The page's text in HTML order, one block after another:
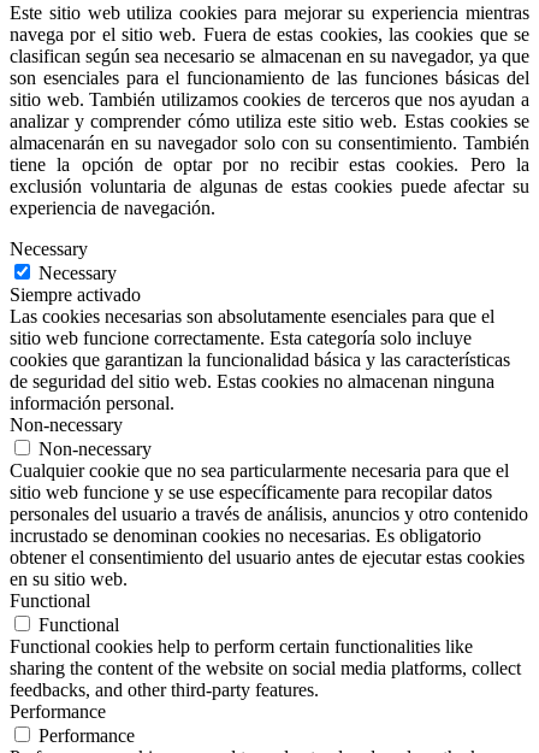
Este sitio web utiliza cookies para mejorar su experiencia mientras
navega por el sitio web. Fuera de estas cookies, las cookies que se
clasifican según sea necesario se almacenan en su navegador, ya que
son esenciales para el funcionamiento de las funciones básicas del
sitio web. También utilizamos cookies de terceros que nos ayudan a
analizar y comprender cómo utiliza este sitio web. Estas cookies se
almacenarán en su navegador solo con su consentimiento. También
tiene la opción de optar por no recibir estas cookies. Pero la
exclusión voluntaria de algunas de estas cookies puede afectar su
experiencia de navegación.
Necessary
Necessary
Siempre activado
Las cookies necesarias son absolutamente esenciales para que el
sitio web funcione correctamente. Esta categoría solo incluye
cookies que garantizan la funcionalidad básica y las características
de seguridad del sitio web. Estas cookies no almacenan ninguna
información personal.
Non-necessary
Non-necessary
Cualquier cookie que no sea particularmente necesaria para que el
sitio web funcione y se use específicamente para recopilar datos
personales del usuario a través de análisis, anuncios y otro contenido
incrustado se denominan cookies no necesarias. Es obligatorio
obtener el consentimiento del usuario antes de ejecutar estas cookies
en su sitio web.
Functional
Functional
Functional cookies help to perform certain functionalities like
sharing the content of the website on social media platforms, collect
feedbacks, and other third-party features.
Performance
Performance